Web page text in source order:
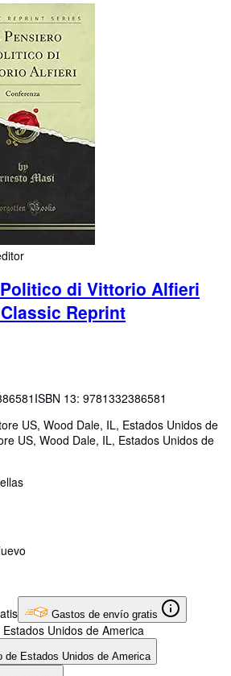
CERRAR
di Vittorio Alfieri
Reprint
ISBN 13: 9781332386581
US, Wood Dale, IL, Estados Unidos de
US, Wood Dale, IL, Estados Unidos de
Gastos de envío gratis
Unidos de America
de Estados Unidos de America